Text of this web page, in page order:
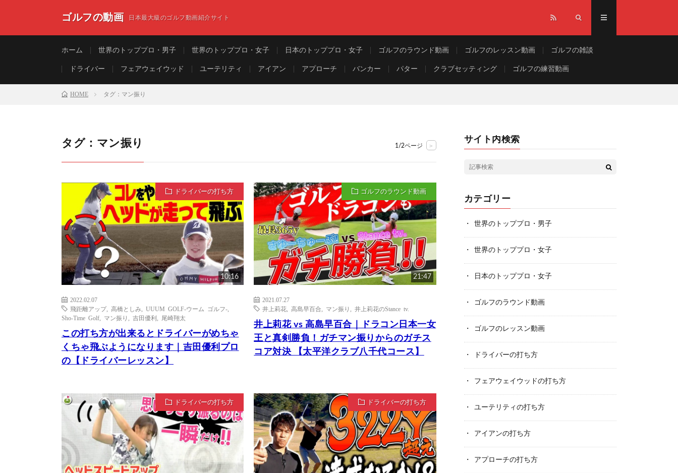
ゴルフの動画 日本最大級のゴルフ動画紹介サイト
ホーム 世界のトッププロ・男子 世界のトッププロ・女子 日本のトッププロ・女子 ゴルフのラウンド動画 ゴルフのレッスン動画 ゴルフの雑談
ドライバー フェアウェイウッド ユーテリティ アイアン アプローチ バンカー パター クラブセッティング ゴルフの練習動画
HOME タグ：マン振り
タグ：マン振り 1/2ページ >
ドライバーの打ち方
10:16
2022.02.07
飛距離アップ, 高橋としみ UUUM GOLF-ウーム ゴルフ-
Sho-Time Golf
マン振り 吉田優利 尾崎翔太
この打ち方が出来るとドライバーがめちゃ
くちゃ飛ぶようになります｜吉田優利プロ
の【ドライバーレッスン】
ゴルフのラウンド動画
21:47
2021.07.27
井上莉花 ,高島早百合 マン振り ,井上莉花のStance tv.
井上莉花 vs 高島早百合｜ドラコン日本一女
王と真剣勝負！ガチマン振りからのガチス
コア対決 【太平洋クラブ八千代コース】
ドライバーの打ち方 ドライバーの打ち方
サイト内検索
カテゴリー
世界のトッププロ・男子
世界のトッププロ・女子
日本のトッププロ・女子
ゴルフのラウンド動画
ゴルフのレッスン動画
ドライバーの打ち方
フェアウェイウッドの打ち方
ユーテリティの打ち方
アイアンの打ち方
アプローチの打ち方